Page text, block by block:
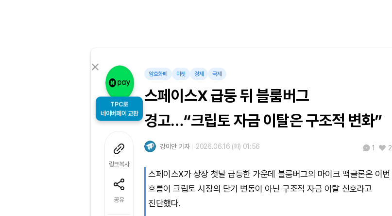
TPC로
네이버페이 교환
링크복사
공유
암호화폐 마켓 경제 국제
스페이스X 급등 뒤 블룸버그
경고…“크립토 자금 이탈은 구조적 변화”
강이안 기자 2026.06.16 (화) 01:56 1 2
스페이스X가 상장 첫날 급등한 가운데 블룸버그의 마이크 맥글론은 이번
흐름이 크립토 시장의 단기 변동이 아닌 구조적 자금 이탈 신호라고
진단했다.